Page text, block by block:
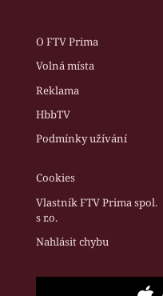
O FTV Prima
Volná místa
Reklama
HbbTV
Podmínky užívání
Cookies
Vlastník FTV Prima spol.
s r.o.
Nahlásit chybu